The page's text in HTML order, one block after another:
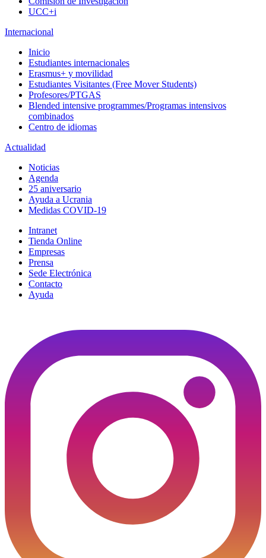
UCC+i
Internacional
Inicio
Estudiantes internacionales
Erasmus+ y movilidad
Estudiantes Visitantes (Free Mover Students)
Profesores/PTGAS
Blended intensive programmes/Programas intensivos
combinados
Centro de idiomas
Actualidad
Noticias
Agenda
25 aniversario
Ayuda a Ucrania
Medidas COVID-19
Intranet
Tienda Online
Empresas
Prensa
Sede Electrónica
Contacto
Ayuda